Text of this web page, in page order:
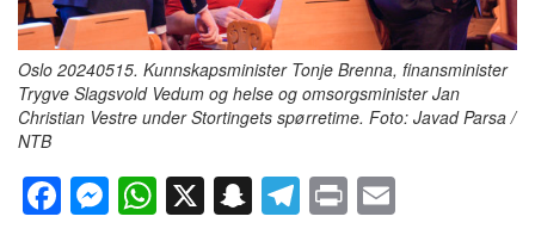
Oslo 20240515. Kunnskapsminister Tonje Brenna, finansminister
Trygve Slagsvold Vedum og helse og omsorgsminister Jan
Christian Vestre under Stortingets spørretime. Foto: Javad Parsa /
NTB
F
M W X S
T P